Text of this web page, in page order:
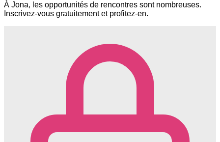
À Jona, les opportunités de rencontres sont nombreuses.
Inscrivez-vous gratuitement et profitez-en.